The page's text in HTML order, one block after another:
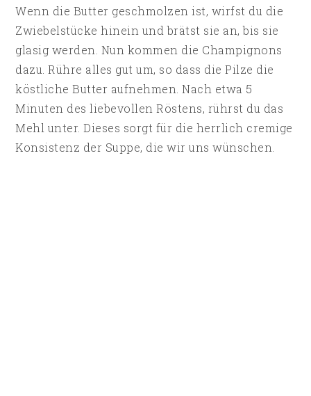
Wenn die Butter geschmolzen ist, wirfst du die
Zwiebelstücke hinein und brätst sie an, bis sie
glasig werden. Nun kommen die Champignons
dazu. Rühre alles gut um, so dass die Pilze die
köstliche Butter aufnehmen. Nach etwa 5
Minuten des liebevollen Röstens, rührst du das
Mehl unter. Dieses sorgt für die herrlich cremige
Konsistenz der Suppe, die wir uns wünschen.